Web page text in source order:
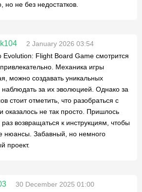
но не без недостатков.
2 January 2026 03:54
Evolution: Flight Board Game смотрится
Механика игры
можно создавать уникальных
наблюдать за их эволюцией. Однако за
стоит отметить, что разобраться с
оказалось не так просто. Пришлось
раз возвращаться к инструкциям, чтобы
нюансы. Забавный, но немного
проект.
30 December 2025 01:00